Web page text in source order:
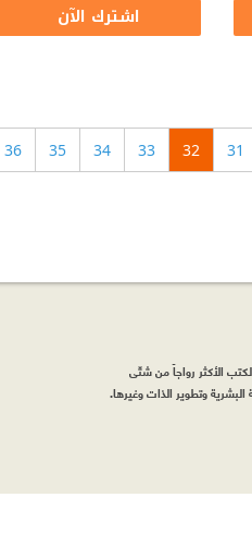
اشترك الآن
31
32
33
34
35
36
الأكثر رواجاً من شتّى
وتطوير الذات وغيرها.